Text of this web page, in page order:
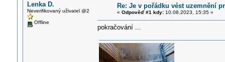
Lenka D.
Neverifikovaný uživatel @2
Offline
Re: Je v pořádku vést uzemnění
« Odpověď #1 kdy:10.08.2023, 15:35 »
pokračování ...